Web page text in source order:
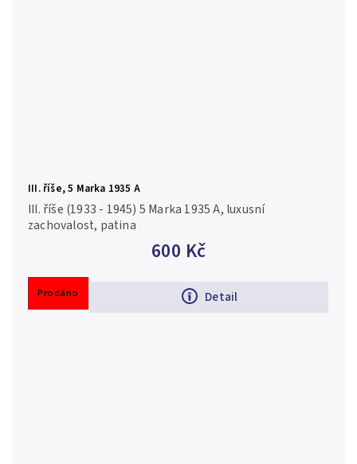
III. říše, 5 Marka 1935 A
600 Kč
Detail
III. říše (1933 - 1945) 5 Marka 1935 A, luxusní
zachovalost, patina
Prodáno